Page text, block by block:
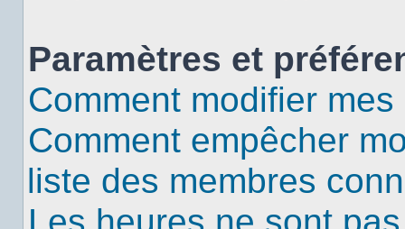
Paramètres et
Comment modifier
Comment empêcher
liste des membres
Les heures ne sont